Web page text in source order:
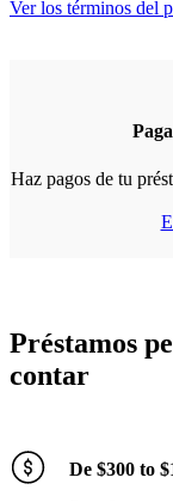
Ver los términos del
Haz pagos de tu
Préstamos
contar
De $300 to